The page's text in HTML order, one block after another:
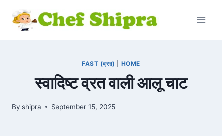
FAST (व्रत) HOME
स्वादिष्ट व्रत वाली आलू चाट
By shipra September 15, 2025